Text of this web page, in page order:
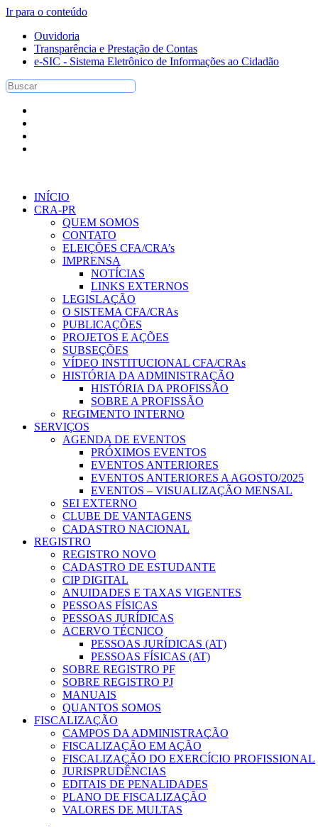
Ir para o conteúdo
Ouvidoria
Transparência e Prestação de Contas
e-SIC - Sistema Eletrônico de Informações ao Cidadão
INÍCIO
CRA-PR
QUEM SOMOS
CONTATO
ELEIÇÕES CFA/CRA’s
IMPRENSA
NOTÍCIAS
LINKS EXTERNOS
LEGISLAÇÃO
O SISTEMA CFA/CRAs
PUBLICAÇÕES
PROJETOS E AÇÕES
SUBSEÇÕES
VÍDEO INSTITUCIONAL CFA/CRAs
HISTÓRIA DA ADMINISTRAÇÃO
HISTÓRIA DA PROFISSÃO
SOBRE A PROFISSÃO
REGIMENTO INTERNO
SERVIÇOS
AGENDA DE EVENTOS
PRÓXIMOS EVENTOS
EVENTOS ANTERIORES
EVENTOS ANTERIORES A AGOSTO/2025
EVENTOS – VISUALIZAÇÃO MENSAL
SEI EXTERNO
CLUBE DE VANTAGENS
CADASTRO NACIONAL
REGISTRO
REGISTRO NOVO
CADASTRO DE ESTUDANTE
CIP DIGITAL
ANUIDADES E TAXAS VIGENTES
PESSOAS FÍSICAS
PESSOAS JURÍDICAS
ACERVO TÉCNICO
PESSOAS JURÍDICAS (AT)
PESSOAS FÍSICAS (AT)
SOBRE REGISTRO PF
SOBRE REGISTRO PJ
MANUAIS
QUANTOS SOMOS
FISCALIZAÇÃO
CAMPOS DA ADMINISTRAÇÃO
FISCALIZAÇÃO EM AÇÃO
FISCALIZAÇÃO DO EXERCÍCIO PROFISSIONAL
JURISPRUDÊNCIAS
EDITAIS DE PENALIDADES
PLANO DE FISCALIZAÇÃO
VALORES DE MULTAS